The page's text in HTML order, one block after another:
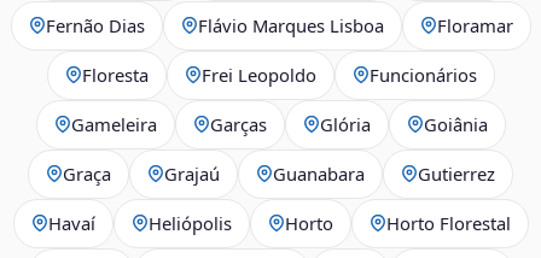
Fernão Dias Flávio Marques Lisboa Floramar
Floresta Frei Leopoldo Funcionários
Gameleira Garças Glória Goiânia
Graça Grajaú Guanabara Gutierrez
Havaí Heliópolis Horto Horto Florestal